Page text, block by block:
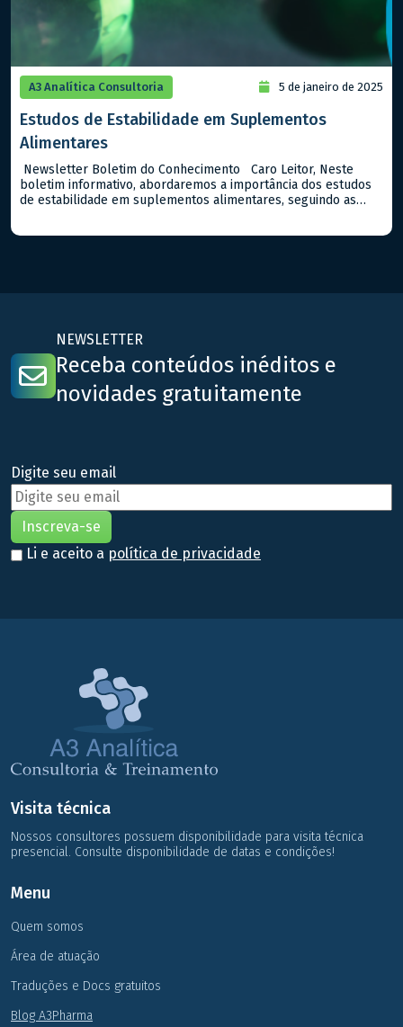
A3 Analítica Consultoria 5 de janeiro de 2025
Estudos de Estabilidade em Suplementos
Alimentares
Newsletter Boletim do Conhecimento Caro Leitor, Neste
boletim informativo, abordaremos a importância dos estudos
de estabilidade em suplementos alimentares, seguindo as
NEWSLETTER
Receba conteúdos inéditos e
novidades gratuitamente
Digite seu email
Li e aceito a política de privacidade
Visita técnica
Nossos consultores possuem disponibilidade para visita técnica
presencial. Consulte disponibilidade de datas e condições!
Menu
Quem somos
Área de atuação
Traduções e Docs gratuitos
Blog A3Pharma